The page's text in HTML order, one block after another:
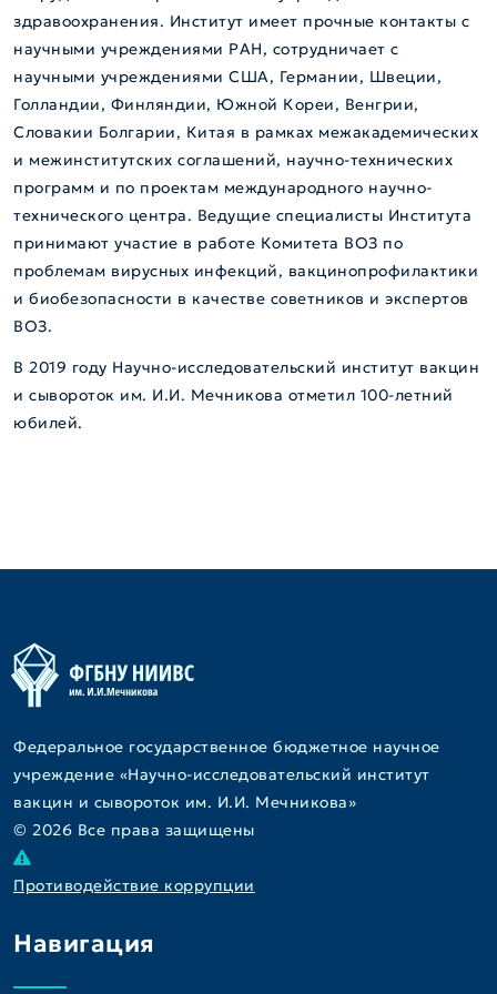
здравоохранения. Институт имеет прочные контакты с
научными учреждениями РАН, сотрудничает с
научными учреждениями США, Германии, Швеции,
Голландии, Финляндии, Южной Кореи, Венгрии,
Словакии Болгарии, Китая в рамках межакадемических
и межинститутских соглашений, научно-технических
программ и по проектам международного научно-
технического центра. Ведущие специалисты Института
принимают участие в работе Комитета ВОЗ по
проблемам вирусных инфекций, вакцинопрофилактики
и биобезопасности в качестве советников и экспертов
ВОЗ.
В 2019 году Научно-исследовательский институт вакцин
и сывороток им. И.И. Мечникова отметил 100-летний
юбилей.
Федеральное государственное бюджетное научное
учреждение «Научно-исследовательский институт
вакцин и сывороток им. И.И. Мечникова»
© 2026 Все права защищены
Противодействие коррупции
Навигация